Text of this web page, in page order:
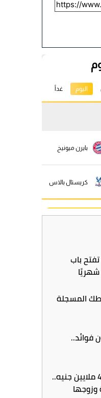
باب
المسجلة
2026 بدون فوائد..
التبرع بكليته مقابل إيصالات أمانة بـ4 ملايين جنيه..
وزوجها